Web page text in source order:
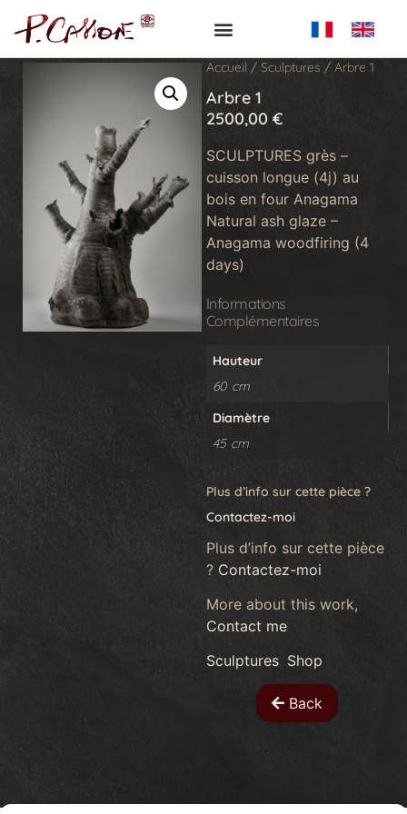
Accueil / Sculptures / Arbre 1
Arbre 1
2500,00 €
SCULPTURES grès –
cuisson longue (4j) au
bois en four Anagama
Natural ash glaze –
Anagama woodfiring (4
days)
Informations
Complémentaires
Hauteur
60 cm
Diamètre
45 cm
Plus d’info sur cette pièce ?
Contactez-moi
Plus d’info sur cette pièce
? Contactez-moi
More about this work,
Contact me
Sculptures, Shop
Back